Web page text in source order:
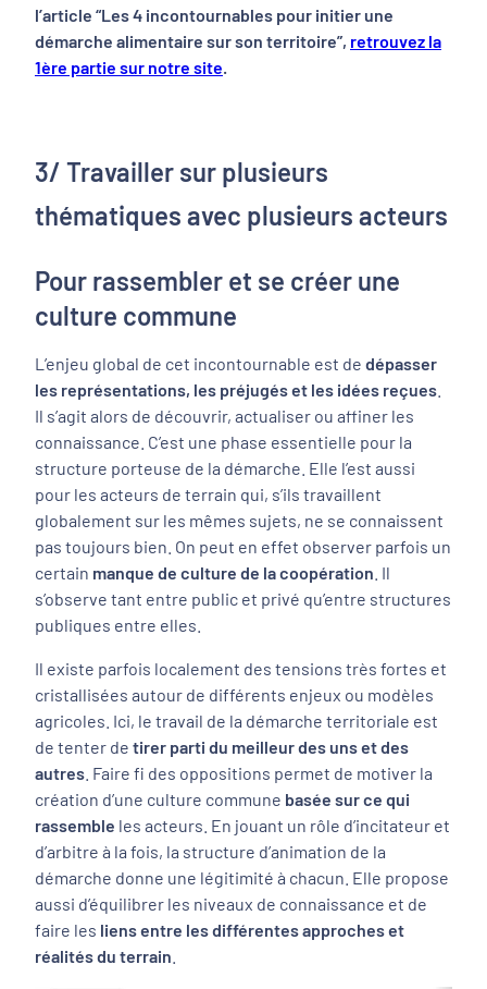
l’article “Les 4 incontournables pour initier une
démarche alimentaire sur son territoire”, retrouvez la
1ère partie sur notre site.
3/ Travailler sur plusieurs
thématiques avec plusieurs acteurs
Pour rassembler et se créer une
culture commune
L’enjeu global de cet incontournable est de dépasser
les représentations, les préjugés et les idées reçues
Il s’agit alors de découvrir, actualiser ou affiner les
connaissance. C’est une phase essentielle pour la
structure porteuse de la démarche. Elle l’est aussi
pour les acteurs de terrain qui, s’ils travaillent
globalement sur les mêmes sujets, ne se connaissent
pas toujours bien. On peut en effet observer parfois un
certain manque de culture de la coopération . Il
s’observe tant entre public et privé qu’entre structures
publiques entre elles.
Il existe parfois localement des tensions très fortes et
cristallisées autour de différents enjeux ou modèles
agricoles. Ici, le travail de la démarche territoriale est
de tenter de tirer parti du meilleur des uns et des
autres . Faire fi des oppositions permet de motiver la
création d’une culture commune basée sur ce qui
rassemble les acteurs. En jouant un rôle d’incitateur et
d’arbitre à la fois, la structure d’animation de la
démarche donne une légitimité à chacun. Elle propose
aussi d’équilibrer les niveaux de connaissance et de
faire les liens entre les différentes approches et
réalités du terrain